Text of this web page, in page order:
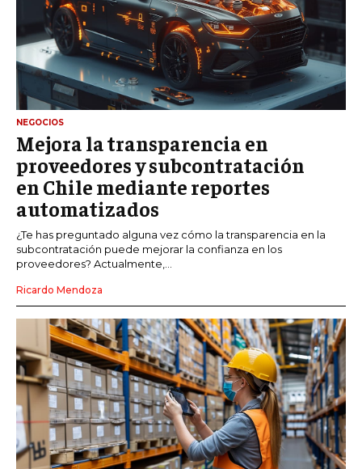
NEGOCIOS
Mejora la transparencia en
proveedores y subcontratación
en Chile mediante reportes
automatizados
¿Te has preguntado alguna vez cómo la transparencia en la
subcontratación puede mejorar la confianza en los
proveedores? Actualmente,...
Ricardo Mendoza